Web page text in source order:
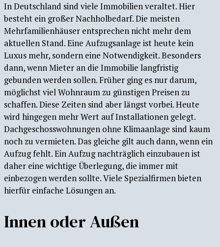
In Deutschland sind viele Immobilien veraltet. Hier
besteht ein großer Nachholbedarf. Die meisten
Mehrfamilienhäuser entsprechen nicht mehr dem
aktuellen Stand. Eine Aufzugsanlage ist heute kein
Luxus mehr, sondern eine Notwendigkeit. Besonders
dann, wenn Mieter an die Immobilie langfristig
gebunden werden sollen. Früher ging es nur darum,
möglichst viel Wohnraum zu günstigen Preisen zu
schaffen. Diese Zeiten sind aber längst vorbei. Heute
wird hingegen mehr Wert auf Installationen gelegt.
Dachgeschosswohnungen ohne Klimaanlage sind kaum
noch zu vermieten. Das gleiche gilt auch dann, wenn ein
Aufzug fehlt. Ein Aufzug nachträglich einzubauen ist
daher eine wichtige Überlegung, die immer mit
einbezogen werden sollte. Viele Spezialfirmen bieten
hierfür einfache Lösungen an.
Innen oder Außen